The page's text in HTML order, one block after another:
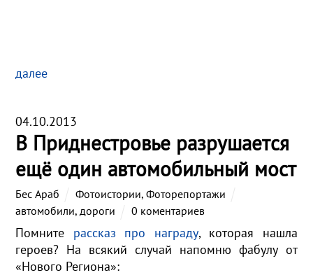
далее
04.10.2013
В Приднестровье разрушается
ещё один автомобильный мост
Бес Араб Фотоистории,Фоторепортажи
автомобили,дороги 0 коментариев
Помните рассказ про награду, которая нашла
героев? На всякий случай напомню фабулу от
«Нового Региона»: